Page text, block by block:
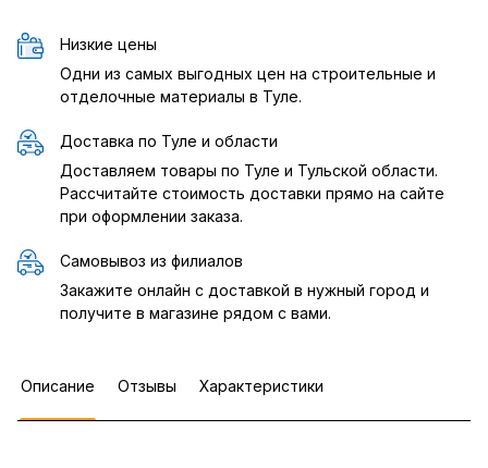
Низкие цены
Одни из самых выгодных цен на строительные и
отделочные материалы в Туле.
Доставка по Туле и области
Доставляем товары по Туле и Тульской области.
Рассчитайте стоимость доставки прямо на сайте
при оформлении заказа.
Самовывоз из филиалов
Закажите онлайн с доставкой в нужный город и
получите в магазине рядом с вами.
Описание Отзывы Характеристики